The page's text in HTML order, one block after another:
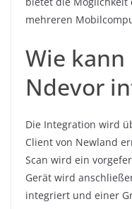
mehreren
Wie kann
Ndevor
Die Integration wird
Client von Newland
Scan wird ein
Gerät wird
integriert und einer